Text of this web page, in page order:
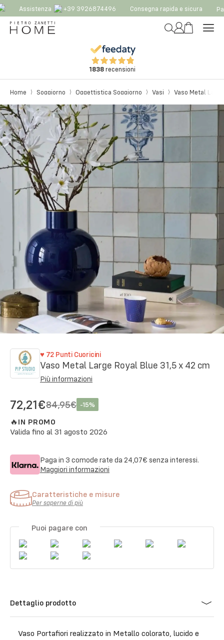
Assistenza +39 3926874496 Consegna rapida e sicura
1838recensioni
Home Soggiorno Oggettistica Soggiorno Vasi Vaso Metal
♥ 72 Punti Cuoricini
Vaso Metal Large Royal Blue 31,5 x 42 cm
Più informazioni
72,21€84,95€ -15%
🔥 IN PROMO
Valida fino al 31 agosto 2026
Paga in 3 comode rate da 24,07€ senza interessi.
Maggiori informazioni
Caratteristiche e misure
Per saperne di più
Puoi pagare con
Dettaglio prodotto
Vaso Portafiori realizzato in Metallo colorato, lucido e